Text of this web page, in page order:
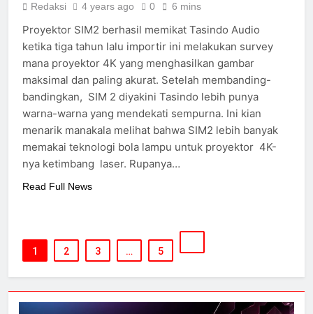
Redaksi 4 years ago 0 6 mins
Proyektor SIM2 berhasil memikat Tasindo Audio
ketika tiga tahun lalu importir ini melakukan survey
mana proyektor 4K yang menghasilkan gambar
maksimal dan paling akurat. Setelah membanding-
bandingkan, SIM 2 diyakini Tasindo lebih punya
warna-warna yang mendekati sempurna. Ini kian
menarik manakala melihat bahwa SIM2 lebih banyak
memakai teknologi bola lampu untuk proyektor 4K-
nya ketimbang laser. Rupanya…
Read Full News
1 2 3 … 5